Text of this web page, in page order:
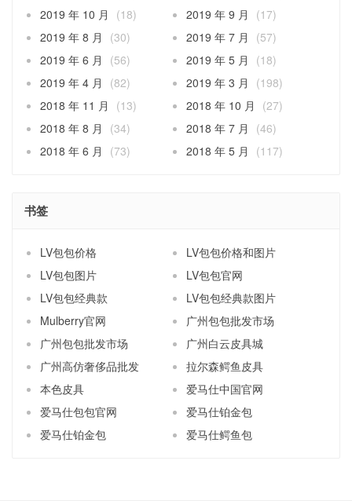
2019 年 10 月
(18) 2019 年 9 月
(17)
2019 年 8 月
(30) 2019 年 7 月
(57)
2019 年 6 月
(56) 2019 年 5 月
(18)
2019 年 4 月
(82) 2019 年 3 月
(198)
2018 年 11 月
(13) 2018 年 10 月
(27)
2018 年 8 月
(34) 2018 年 7 月
(46)
2018 年 6 月
(73) 2018 年 5 月 (117)
书签
LV包包价格
LV包包价格和图片
LV包包图片
LV包包官网
LV包包经典款
LV包包经典款图片
Mulberry官网
广州包包批发市场
广州包包批发市场
广州白云皮具城
广州高仿奢侈品批发
拉尔森鳄鱼皮具
本色皮具
爱马仕中国官网
爱马仕包包官网
爱马仕铂金包
爱马仕铂金包
爱马仕鳄鱼包